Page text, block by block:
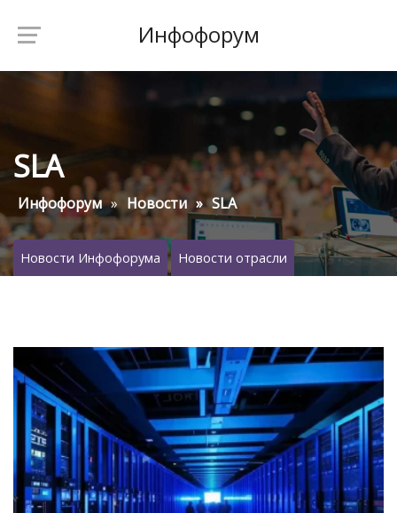
Инфофорум
SLA
Инфофорум Новости SLA
Новости Инфофорума Новости отрасли